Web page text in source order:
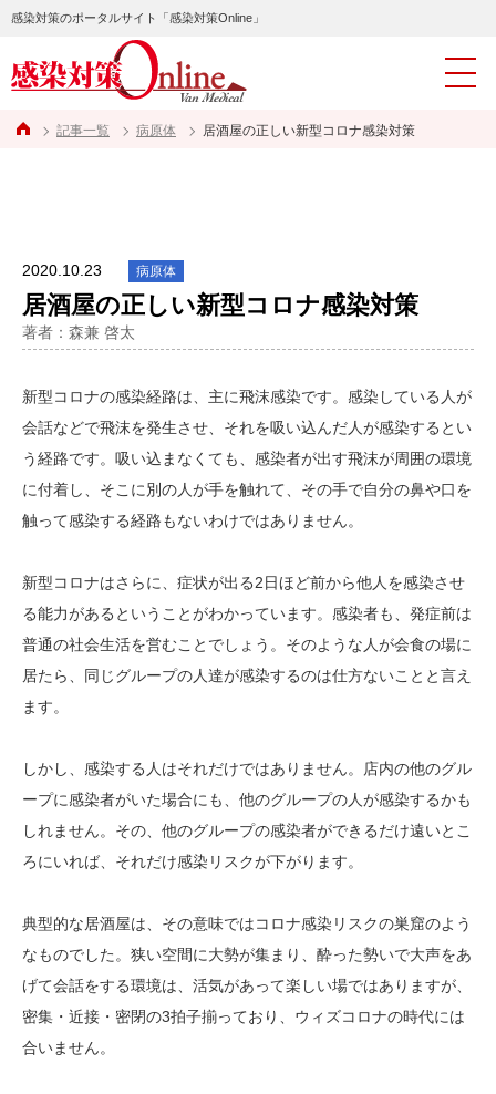
感染対策のポータルサイト「感染対策Online」
記事一覧 病原体 居酒屋の正しい新型コロナ感染対策
2020.10.23 病原体
居酒屋の正しい新型コロナ感染対策
著者：森兼 啓太
新型コロナの感染経路は、主に飛沫感染です。感染している人が
会話などで飛沫を発生させ、それを吸い込んだ人が感染するとい
う経路です。吸い込まなくても、感染者が出す飛沫が周囲の環境
に付着し、そこに別の人が手を触れて、その手で自分の鼻や口を
触って感染する経路もないわけではありません。
新型コロナはさらに、症状が出る2日ほど前から他人を感染させ
る能力があるということがわかっています。感染者も、発症前は
普通の社会生活を営むことでしょう。そのような人が会食の場に
居たら、同じグループの人達が感染するのは仕方ないことと言え
ます。
しかし、感染する人はそれだけではありません。店内の他のグル
ープに感染者がいた場合にも、他のグループの人が感染するかも
しれません。その、他のグループの感染者ができるだけ遠いとこ
ろにいれば、それだけ感染リスクが下がります。
典型的な居酒屋は、その意味ではコロナ感染リスクの巣窟のよう
なものでした。狭い空間に大勢が集まり、酔った勢いで大声をあ
げて会話をする環境は、活気があって楽しい場ではありますが、
密集・近接・密閉の3拍子揃っており、ウィズコロナの時代には
合いません。